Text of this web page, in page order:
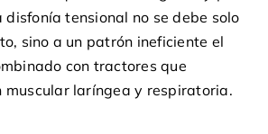
disfonía tensional no se debe solo
sino a un patrón ineficiente el
con tractores que
muscular laríngea y respiratoria.